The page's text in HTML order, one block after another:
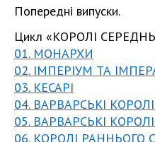
Попередні випуски.
Цикл «КОРОЛІ
01. МОНАРХИ
02. ІМПЕРІУМ ТА
03. КЕСАРІ
04. ВАРВАРСЬКІ
05. ВАРВАРСЬКІ
06. КОРОЛІ РАННЬОГО